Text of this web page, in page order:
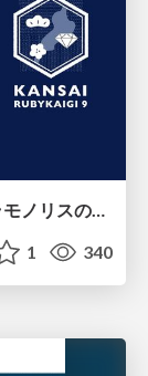
torikago - Ruby::Boxで照らすモジュラモノリスの実行境界
1 340